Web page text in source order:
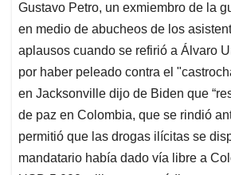
Gustavo Petro, un exmiembro de la
en medio de abucheos de los
aplausos cuando se refirió a Álvaro
por haber peleado contra el
en Jacksonville dijo de Biden que
de paz en Colombia, que se rindió
permitió que las drogas ilícitas se
mandatario había dado vía libre a